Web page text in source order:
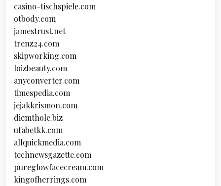
casino-tischspiele.com
otbody.com
jamestrust.net
trenz24.com
skipworking.com
loizbeauty.com
anyconverter.com
timespedia.com
jejakkrismon.com
diemthole.biz
ufabetkk.com
allquickmedia.com
technewsgazette.com
pureglowfacecream.com
kingofherrings.com